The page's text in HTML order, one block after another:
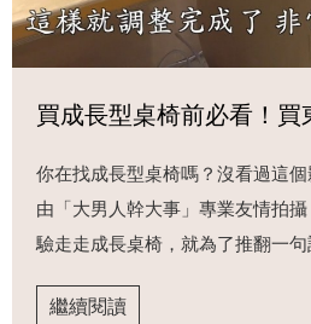
買成長型桌椅前必看！
你在找成長型桌椅嗎？沒看過這
由「大男人幹大事」專業友情拍
驗走走成長桌椅，就為了推翻一
繼續閱讀